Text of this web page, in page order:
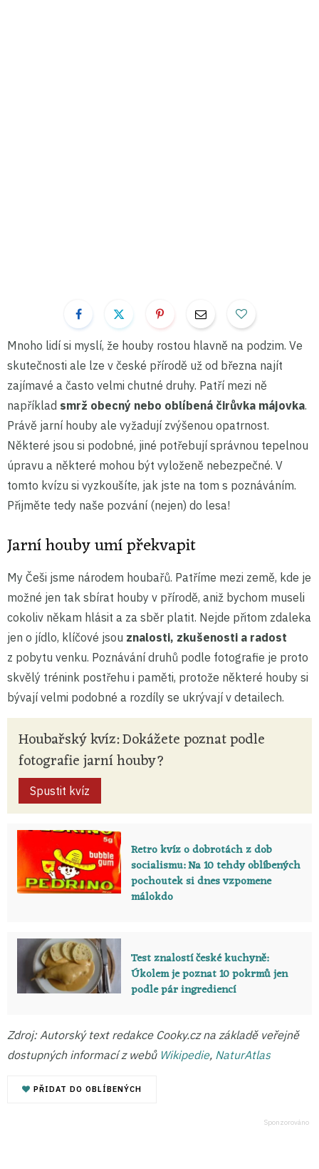
Mnoho lidí si myslí, že houby rostou hlavně na podzim. Ve
skutečnosti ale lze v české přírodě už od března najít
zajímavé a často velmi chutné druhy. Patří mezi ně
například smrž obecný nebo oblíbená čirůvka májovka.
Právě jarní houby ale vyžadují zvýšenou opatrnost.
Některé jsou si podobné, jiné potřebují správnou tepelnou
úpravu a některé mohou být vyloženě nebezpečné. V
tomto kvízu si vyzkoušíte, jak jste na tom s poznáváním.
Přijměte tedy naše pozvání (nejen) do lesa!
Jarní houby umí překvapit
My Češi jsme národem houbařů. Patříme mezi země, kde je
možné jen tak sbírat houby v přírodě, aniž bychom museli
cokoliv někam hlásit a za sběr platit. Nejde přitom zdaleka
jen o jídlo, klíčové jsou znalosti, zkušenosti a radost
z pobytu venku. Poznávání druhů podle fotografie je proto
skvělý trénink postřehu i paměti, protože některé houby si
bývají velmi podobné a rozdíly se ukrývají v detailech.
Houbařský kvíz: Dokážete poznat podle
fotografie jarní houby?
Spustit kvíz
Retro kvíz o dobrotách z dob
socialismu: Na 10 tehdy oblíbených
pochoutek si dnes vzpomene
málokdo
Test znalostí české kuchyně:
Úkolem je poznat 10 pokrmů jen
podle pár ingrediencí
Zdroj: Autorský text redakce Cooky.cz na základě veřejně
dostupných informací z webů Wikipedie, NaturAtlas
PŘIDAT DO OBLÍBENÝCH